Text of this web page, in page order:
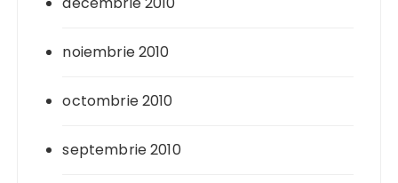
noiembrie 2010
octombrie 2010
septembrie 2010